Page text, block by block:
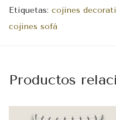
Etiquetas: cojines
cojines sofá
Productos